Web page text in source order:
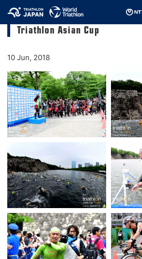
2018 Osaka-Castle NTT
Triathlon Asian Cup
10 Jun, 2018